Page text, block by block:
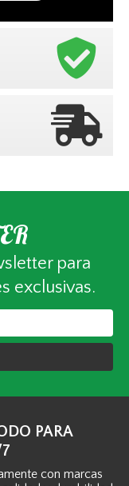
para
exclusivas.
PARA
con marcas